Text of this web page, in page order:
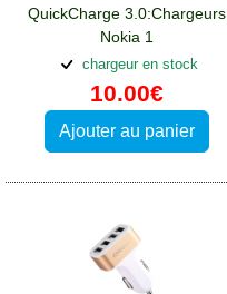
QuickCharge 3.0:Chargeurs
Nokia 1
chargeur en stock
10.00€
Ajouter au panier